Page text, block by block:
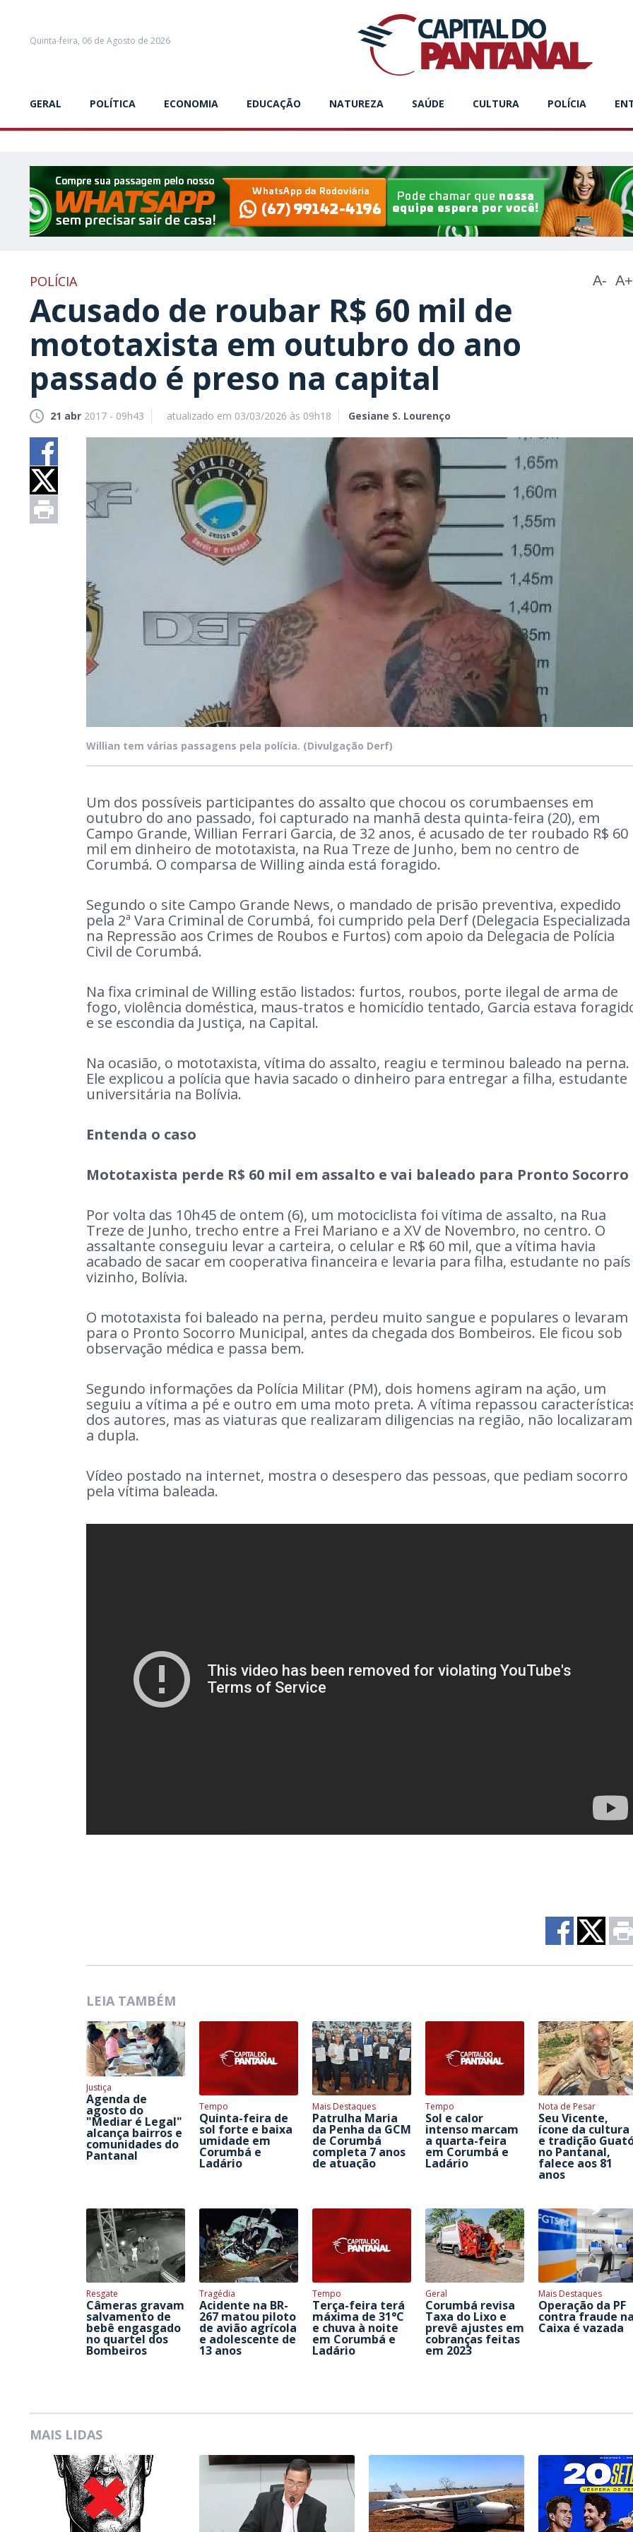
Quinta-feira, 06 de Agosto de 2026
GERAL POLÍTICA ECONOMIA EDUCAÇÃO NATUREZA SAÚDE CULTURA POLÍCIA
POLÍCIA A- A+
Acusado de roubar R$ 60 mil de
mototaxista em outubro do ano
passado é preso na capital
21 abr 2017 - 09h43 atualizado em 03/03/2026 às 09h18 Gesiane S. Lourenço
Willian tem várias passagens pela polícia. (Divulgação Derf)
Um dos possíveis participantes do assalto que chocou os corumbaenses em
outubro do ano passado, foi capturado na manhã desta quinta-feira (20), em
Campo Grande, Willian Ferrari Garcia, de 32 anos, é acusado de ter roubado R$ 60
mil em dinheiro de mototaxista, na Rua Treze de Junho, bem no centro de
Corumbá. O comparsa de Willing ainda está foragido.
Segundo o site Campo Grande News, o mandado de prisão preventiva, expedido
pela 2ª Vara Criminal de Corumbá, foi cumprido pela Derf (Delegacia Especializada
na Repressão aos Crimes de Roubos e Furtos) com apoio da Delegacia de Polícia
Civil de Corumbá.
Na fixa criminal de Willing estão listados: furtos, roubos, porte ilegal de arma de
fogo, violência doméstica, maus-tratos e homicídio tentado, Garcia estava
e se escondia da Justiça, na Capital.
Na ocasião, o mototaxista, vítima do assalto, reagiu e terminou baleado na perna.
Ele explicou a polícia que havia sacado o dinheiro para entregar a filha, estudante
universitária na Bolívia.
Entenda o caso
Mototaxista perde R$ 60 mil em assalto e vai baleado para Pronto Socorro
Por volta das 10h45 de ontem (6), um motociclista foi vítima de assalto, na Rua
Treze de Junho, trecho entre a Frei Mariano e a XV de Novembro, no centro. O
assaltante conseguiu levar a carteira, o celular e R$ 60 mil, que a vítima havia
acabado de sacar em cooperativa financeira e levaria para filha, estudante no país
vizinho, Bolívia.
O mototaxista foi baleado na perna, perdeu muito sangue e populares o levaram
para o Pronto Socorro Municipal, antes da chegada dos Bombeiros. Ele ficou sob
observação médica e passa bem.
Segundo informações da Polícia Militar (PM), dois homens agiram na ação, um
seguiu a vítima a pé e outro em uma moto preta. A vítima repassou
dos autores, mas as viaturas que realizaram diligencias na região, não localizaram
a dupla.
Vídeo postado na internet, mostra o desespero das pessoas, que pediam socorro
pela vítima baleada.
LEIA TAMBÉM
Justiça
Agenda de
agosto do
"Mediar é Legal"
alcança bairros e
comunidades do
Pantanal
Tempo
Quinta-feira de
sol forte e baixa
umidade em
Corumbá e
Ladário
Mais Destaques
Patrulha Maria
da Penha da GCM
de Corumbá
completa 7 anos
de atuação
Tempo
Sol e calor
intenso marcam
a quarta-feira
em Corumbá e
Ladário
Nota de Pesar
Seu Vicente,
ícone da cultura
e tradição
no Pantanal,
falece aos 81
anos
Resgate
Câmeras gravam
salvamento de
bebê engasgado
no quartel dos
Bombeiros
Tragédia
Acidente na BR-
267 matou piloto
de avião agrícola
e adolescente de
13 anos
Tempo
Terça-feira terá
máxima de 31°C
e chuva à noite
em Corumbá e
Ladário
Geral
Corumbá revisa
Taxa do Lixo e
prevê ajustes em
cobranças feitas
em 2023
Mais Destaques
Operação da PF
contra fraude
Caixa é vazada
MAIS LIDAS